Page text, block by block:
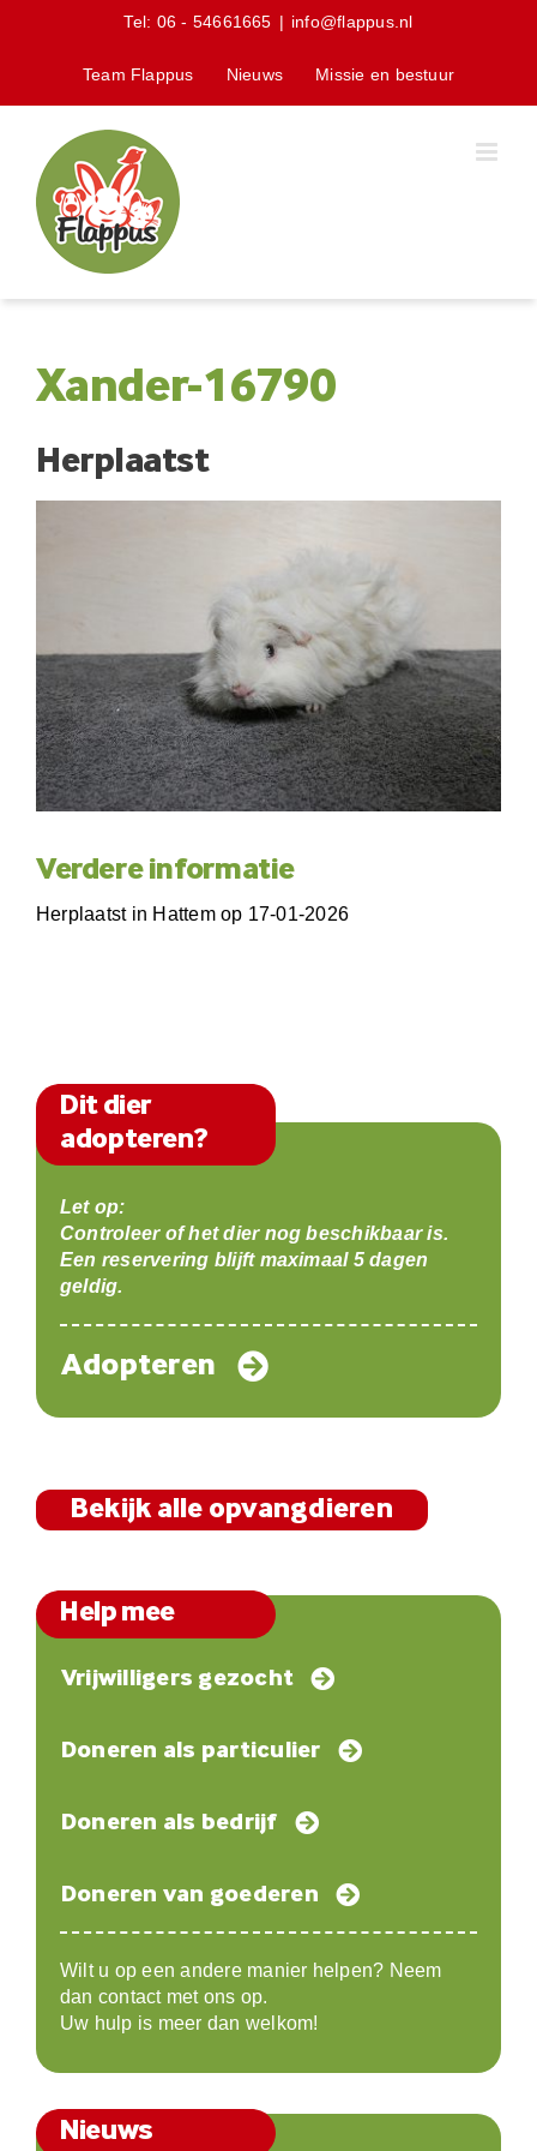
Tel: 06 - 54661665 | info@flappus.nl
Team Flappus Nieuws Missie en bestuur
Xander-16790
Herplaatst
Verdere informatie
Herplaatst in Hattem op 17-01-2026
Dit dier
adopteren?
Let op:
Controleer of het dier nog beschikbaar is.
Een reservering blijft maximaal 5 dagen
geldig.
Adopteren
Bekijk alle opvangdieren
Help mee
Vrijwilligers gezocht
Doneren als particulier
Doneren als bedrijf
Doneren van goederen
Wilt u op een andere manier helpen? Neem
dan contact met ons op.
Uw hulp is meer dan welkom!
Nieuws